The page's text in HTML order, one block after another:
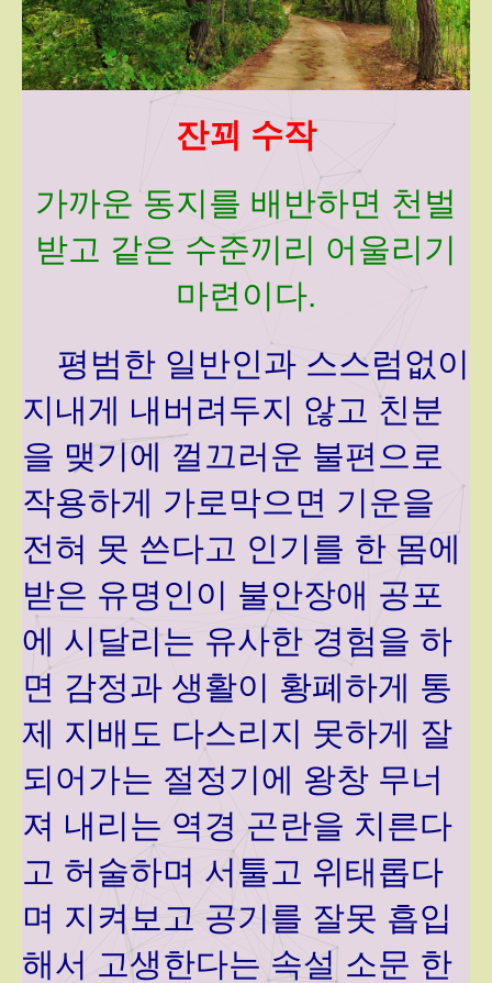
잔꾀 수작
가까운 동지를 배반하면 천벌
받고 같은 수준끼리 어울리기
마련이다.
평범한 일반인과 스스럼없이
지내게 내버려두지 않고 친분
을 맺기에 껄끄러운 불편으로
작용하게 가로막으면 기운을
전혀 못 쓴다고 인기를 한 몸에
받은 유명인이 불안장애 공포
에 시달리는 유사한 경험을 하
면 감정과 생활이 황폐하게 통
제 지배도 다스리지 못하게 잘
되어가는 절정기에 왕창 무너
져 내리는 역경 곤란을 치른다
고 허술하며 서툴고 위태롭다
며 지켜보고 공기를 잘못 흡입
해서 고생한다는 속설 소문 한